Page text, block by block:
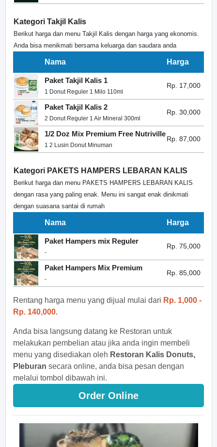
Kategori Takjil Kalis
Berikut harga dan menu Takjil Kalis dengan harga yang ekonomis.
Anda bisa menikmati bersama keluarga dan saudara anda
Nama Harga
Paket Takjil Kalis 1
1 Donut Reguler 1 Milo 110ml
Rp. 17,000
Paket Takjil Kalis 2
2 Donut Reguler 1 Air Mineral 300ml
Rp. 30,000
1/2 Doz Mix Premium Free Nutriville
1 2 Lusin Donut Minuman
Rp. 87,000
Kategori PAKETS HAMPERS LEBARAN KALIS
Berikut harga dan menu PAKETS HAMPERS LEBARAN KALIS
dengan rasa yang paling enak. Menu ini sangat enak dinikmati
dengan suasana santai di rumah
Nama Harga
Paket Hampers mix Reguler
-
Rp. 75,000
Paket Hampers Mix Premium
-
Rp. 85,000
Rentang harga menu yang dijual mulai dari Rp. 1,000 -
Rp. 140,000.
Anda bisa langsung datang ke Restoran untuk
melakukan pembelian atau jika anda ingin membeli
menu yang disediakan oleh Restoran Kalis Donuts,
Pleburan secara online, anda bisa pesan dengan
melalui tombol dibawah ini.
Order Online